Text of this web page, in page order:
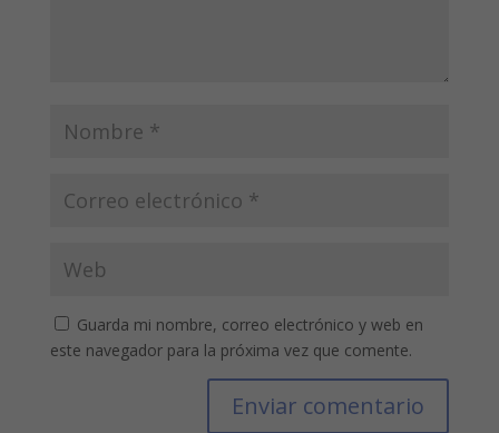
Guarda mi nombre, correo electrónico y web en
este navegador para la próxima vez que comente.